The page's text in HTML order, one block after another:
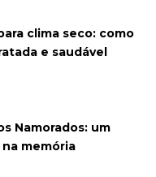
clima seco: como
e saudável
Namorados: um
memória